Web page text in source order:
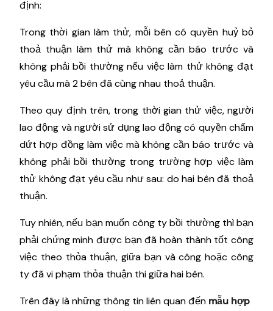
định:
Trong thời gian làm thử, mỗi bên có quyền huỷ bỏ
thoả thuận làm thử mà không cần báo trước và
không phải bồi thường nếu việc làm thử không đạt
yêu cầu mà 2 bên đã cùng nhau thoả thuận.
Theo quy định trên, trong thời gian thử việc, người
lao động và người sử dụng lao động có quyền chấm
dứt hợp đồng làm việc mà không cần báo trước và
không phải bồi thường trong trường hợp việc làm
thử không đạt yêu cầu như sau: do hai bên đã thoả
thuận.
Tuy nhiên, nếu bạn muốn công ty bồi thường thì bạn
phải chứng minh được bạn đã hoàn thành tốt công
việc theo thỏa thuận, giữa bạn và công hoặc công
ty đã vi phạm thỏa thuận thi giữa hai bên.
Trên đây là những thông tin liên quan đến mẫu hợp